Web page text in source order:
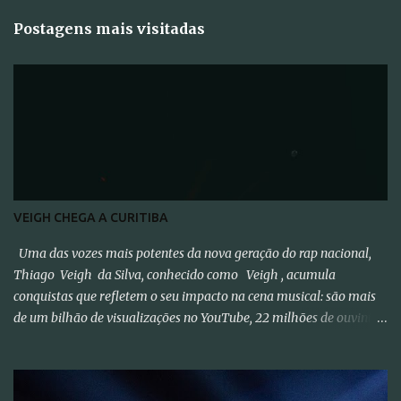
Postagens mais visitadas
VEIGH CHEGA A CURITIBA
Uma das vozes mais potentes da nova geração do rap nacional,
Thiago Veigh da Silva, conhecido como Veigh , acumula
conquistas que refletem o seu impacto na cena musical: são mais
de um bilhão de visualizações no YouTube, 22 milhões de ouvintes